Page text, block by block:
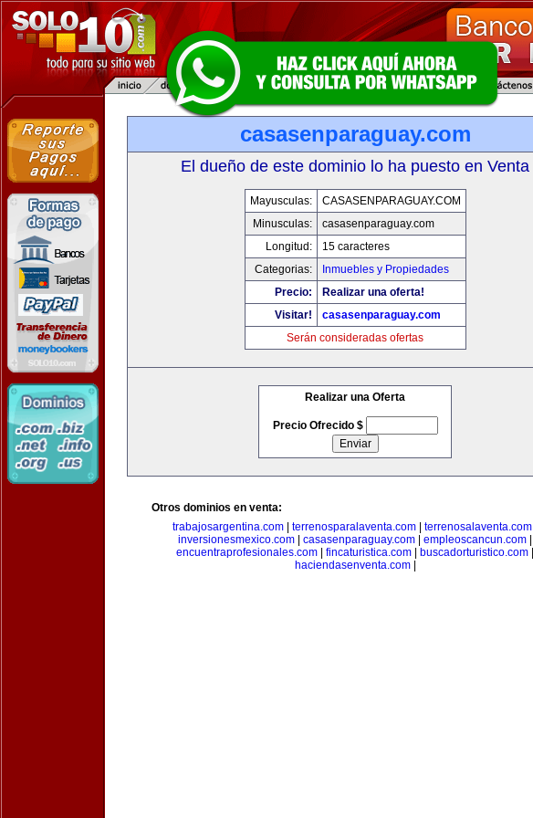
casasenparaguay.com
El dueño de este dominio lo ha puesto en Venta
Mayusculas:
CASASENPARAGUAY.COM
Minusculas:
casasenparaguay.com
Longitud:
15 caracteres
Categorias:
Inmuebles y Propiedades
Precio:
Realizar una oferta!
Visitar!
casasenparaguay.com
Serán consideradas ofertas
Realizar una Oferta
Precio Ofrecido $
Otros dominios en venta:
trabajosargentina.com
terrenosparalaventa.com terrenosalaventa.com
inversionesmexico.com
casasenparaguay.com empleoscancun.com
encuentraprofesionales.com
fincaturistica.com buscadorturistico.com
haciendasenventa.com|